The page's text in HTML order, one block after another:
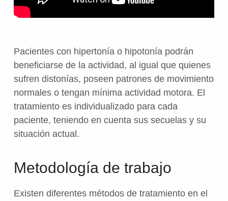
Pacientes con hipertonía o hipotonía podrán
beneficiarse de la actividad, al igual que quienes
sufren distonías, poseen patrones de movimiento
normales o tengan mínima actividad motora. El
tratamiento es individualizado para cada
paciente, teniendo en cuenta sus secuelas y su
situación actual.
Metodología de trabajo
Existen diferentes métodos de tratamiento en el